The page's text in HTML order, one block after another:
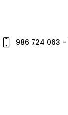
986 724 063 -